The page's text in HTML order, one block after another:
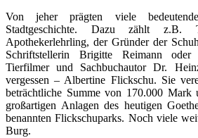
Von jeher prägten viele
Stadtgeschichte. Dazu zählt z.B.
Apothekerlehrling, der Gründer der
Schriftstellerin Brigitte Reimann oder
Tierfilmer und Sachbuchautor Dr.
vergessen – Albertine Flickschu. Sie
beträchtliche Summe von 170.000
großartigen Anlagen des heutigen
benannten Flickschuparks. Noch viele
Burg.